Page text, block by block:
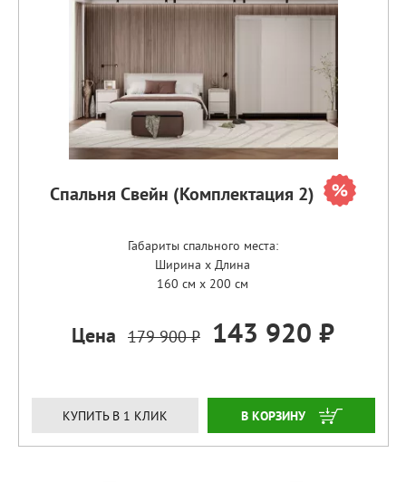
Спальня Свейн (Комплектация 2)
Габариты спального места:
Ширина x Длина
160 см x 200 см
Цена 179 900 ₽ 143 920 ₽
КУПИТЬ В 1 КЛИК ЗАКАЗАТЬ